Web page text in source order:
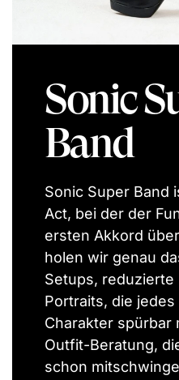
Sonic
Band
Sonic Super Band
Act, bei der der
ersten Akkord
holen wir genau
Setups,
Portraits, die
Charakter spürbar
Outfit-Beratung,
schon